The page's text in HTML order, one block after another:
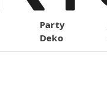
Party
Deko